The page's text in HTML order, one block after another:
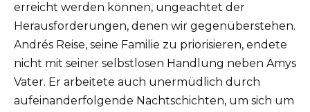
erreicht werden können, ungeachtet der
Herausforderungen, denen wir gegenüberstehen.
Andrés Reise, seine Familie zu priorisieren, endete
nicht mit seiner selbstlosen Handlung neben Amys
Vater. Er arbeitete auch unermüdlich durch
aufeinanderfolgende Nachtschichten, um sich um